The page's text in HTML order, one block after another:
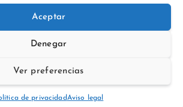
Aceptar
Denegar
Ver preferencias
de privacidadAviso legal
© 2026 Comunicación y Marcas |